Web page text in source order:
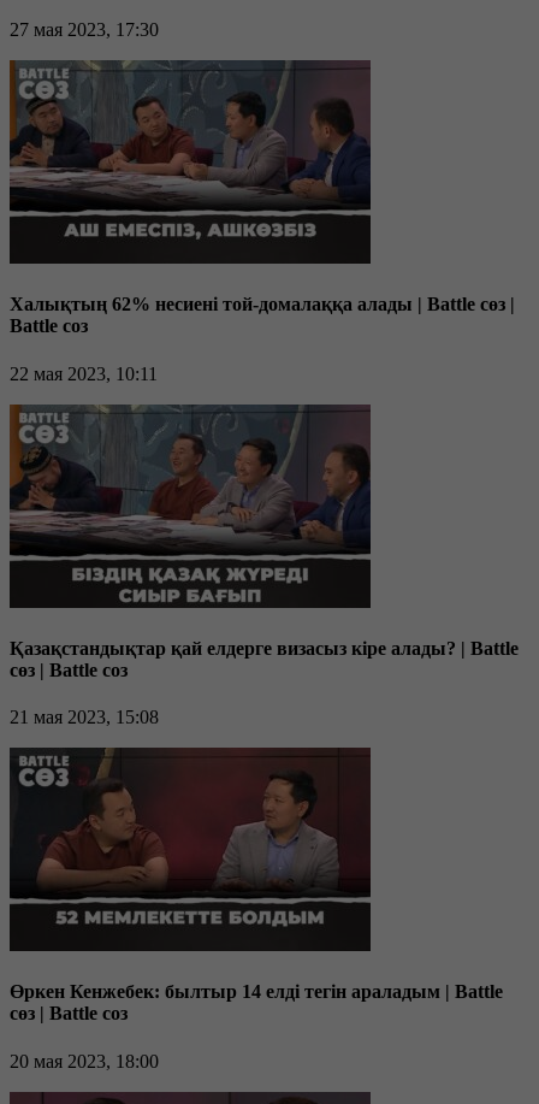
27 мая 2023, 17:30
Халықтың 62% несиені той-домалаққа алады | Battle сөз |
Battle соз
22 мая 2023, 10:11
Қазақстандықтар қай елдерге визасыз кіре алады? | Battle
сөз | Battle соз
21 мая 2023, 15:08
Өркен Кенжебек: былтыр 14 елді тегін араладым | Battle
сөз | Battle соз
20 мая 2023, 18:00